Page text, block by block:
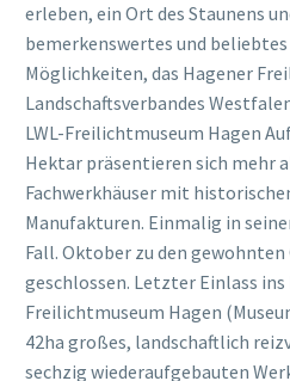
erleben, ein Ort des Staunens
bemerkenswertes und
Möglichkeiten, das Hagener
Landschaftsverbandes
LWL-Freilichtmuseum Hagen
Hektar präsentieren sich mehr
Fachwerkhäuser mit
Manufakturen. Einmalig in
Fall. Oktober zu den
geschlossen. Letzter Einlass ins
Freilichtmuseum Hagen
42ha großes, landschaftlich
sechzig wiederaufgebauten